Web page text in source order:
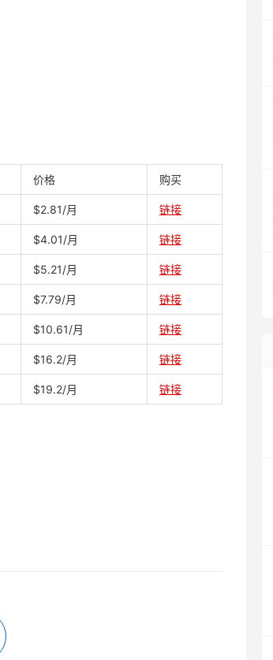
价格 购买
$2.81/月 链接
$4.01/月 链接
$5.21/月 链接
$7.79/月 链接
$10.61/月 链接
$16.2/月 链接
$19.2/月 链接